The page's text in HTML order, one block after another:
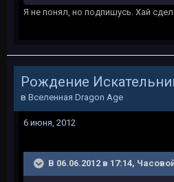
Я не понял, но подпишусь. Хай
в Вселенная Dragon Age
6 июня, 2012
В 06.06.2012 в 17:14,